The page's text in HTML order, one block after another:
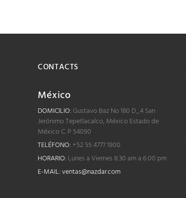
CONTACTS
México
DOMICILIO:Gustavo Baz No 180 D_4 San
Jerónimo Tepetlacalco, México Estado de
México C. P 54090
TELÉFONO: +52 55 4777 1900
HORARIO: Lunes a Viernes 8:30 am a 6:00 pm
E-MAIL:ventas@nazdar.com